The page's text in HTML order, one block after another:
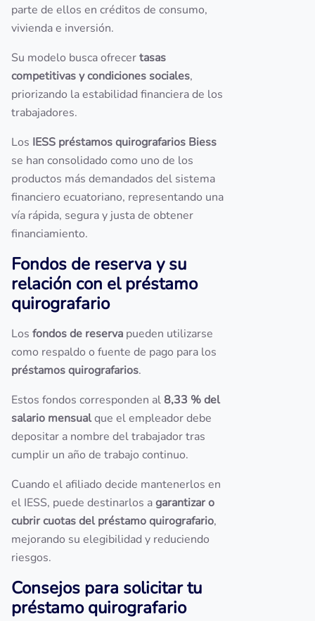
parte de ellos en créditos de consumo,
vivienda e inversión.
Su modelo busca ofrecertasas
competitivas y condiciones sociales,
priorizando la estabilidad financiera de los
trabajadores.
Los IESS préstamos quirografarios Biess
se han consolidado como uno de los
productos más demandados del sistema
financiero ecuatoriano, representando una
vía rápida, segura y justa de obtener
financiamiento.
Fondos de reserva y su
relación con el préstamo
quirografario
Los fondos de reserva pueden utilizarse
como respaldo o fuente de pago para los
préstamos quirografarios.
Estos fondos corresponden al8,33 % del
salario mensualque el empleador debe
depositar a nombre del trabajador tras
cumplir un año de trabajo continuo.
Cuando el afiliado decide mantenerlos en
el IESS, puede destinarlos agarantizar o
cubrir cuotas del préstamo quirografario,
mejorando su elegibilidad y reduciendo
riesgos.
Consejos para solicitar tu
préstamo quirografario